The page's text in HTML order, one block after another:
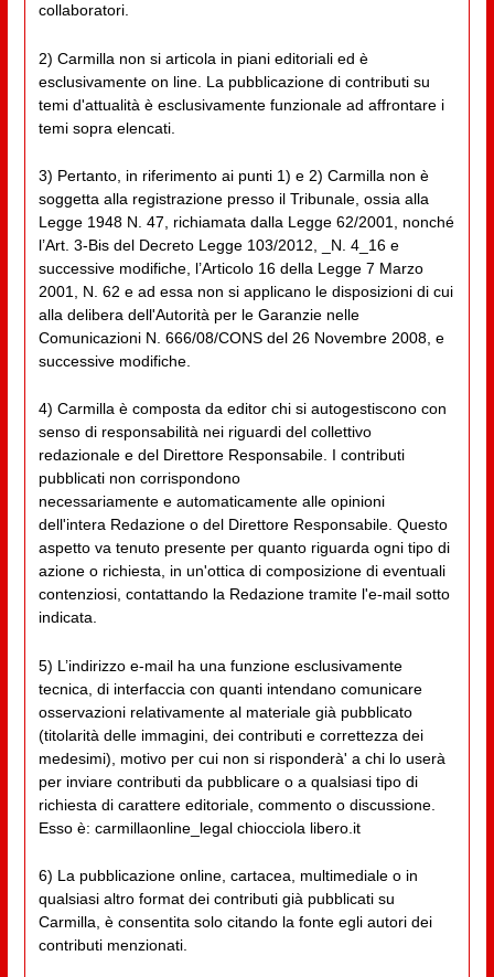
collaboratori.
2) Carmilla non si articola in piani editoriali ed è
esclusivamente on line. La pubblicazione di contributi su
temi d'attualità è esclusivamente funzionale ad affrontare i
temi sopra elencati.
3) Pertanto, in riferimento ai punti 1) e 2) Carmilla non è
soggetta alla registrazione presso il Tribunale, ossia alla
Legge 1948 N. 47, richiamata dalla Legge 62/2001, nonché
l’Art. 3-Bis del Decreto Legge 103/2012, _N. 4_16 e
successive modifiche, l’Articolo 16 della Legge 7 Marzo
2001, N. 62 e ad essa non si applicano le disposizioni di cui
alla delibera dell'Autorità per le Garanzie nelle
Comunicazioni N. 666/08/CONS del 26 Novembre 2008, e
successive modifiche.
4) Carmilla è composta da editor chi si autogestiscono con
senso di responsabilità nei riguardi del collettivo
redazionale e del Direttore Responsabile. I contributi
pubblicati non corrispondono
necessariamente e automaticamente alle opinioni
dell'intera Redazione o del Direttore Responsabile. Questo
aspetto va tenuto presente per quanto riguarda ogni tipo di
azione o richiesta, in un'ottica di composizione di eventuali
contenziosi, contattando la Redazione tramite l'e-mail sotto
indicata.
5) L’indirizzo e-mail ha una funzione esclusivamente
tecnica, di interfaccia con quanti intendano comunicare
osservazioni relativamente al materiale già pubblicato
(titolarità delle immagini, dei contributi e correttezza dei
medesimi), motivo per cui non si risponderà' a chi lo userà
per inviare contributi da pubblicare o a qualsiasi tipo di
richiesta di carattere editoriale, commento o discussione.
Esso è: carmillaonline_legal chiocciola libero.it
6) La pubblicazione online, cartacea, multimediale o in
qualsiasi altro format dei contributi già pubblicati su
Carmilla, è consentita solo citando la fonte egli autori dei
contributi menzionati.